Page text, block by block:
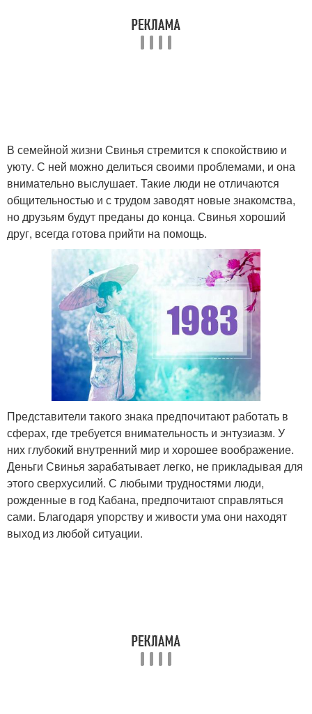
В семейной жизни Свинья стремится к спокойствию и
уюту. С ней можно делиться своими проблемами, и она
внимательно выслушает. Такие люди не отличаются
общительностью и с трудом заводят новые знакомства,
но друзьям будут преданы до конца. Свинья хороший
друг, всегда готова прийти на помощь.
Представители такого знака предпочитают работать в
сферах, где требуется внимательность и энтузиазм. У
них глубокий внутренний мир и хорошее воображение.
Деньги Свинья зарабатывает легко, не прикладывая для
этого сверхусилий. С любыми трудностями люди,
рожденные в год Кабана, предпочитают справляться
сами. Благодаря упорству и живости ума они находят
выход из любой ситуации.